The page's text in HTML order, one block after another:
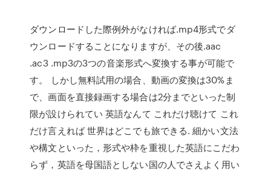
ダウンロードした際例外がなければ.mp4形式でダ
ウンロードすることになりますが、その後.aac
.ac3 .mp3の3つの音楽形式へ変換する事が可能で
す。 しかし無料試用の場合、動画の変換は30%ま
で、画面を直接録画する場合は2分までといった制
限が設けられてい 英語なんて これだけ聴けて これ
だけ言えれば 世界はどこでも旅できる. 細かい文法
や構文といった，形式や枠を重視した英語にこだわ
らず，英語を母国語としない国の人でさえよく用い